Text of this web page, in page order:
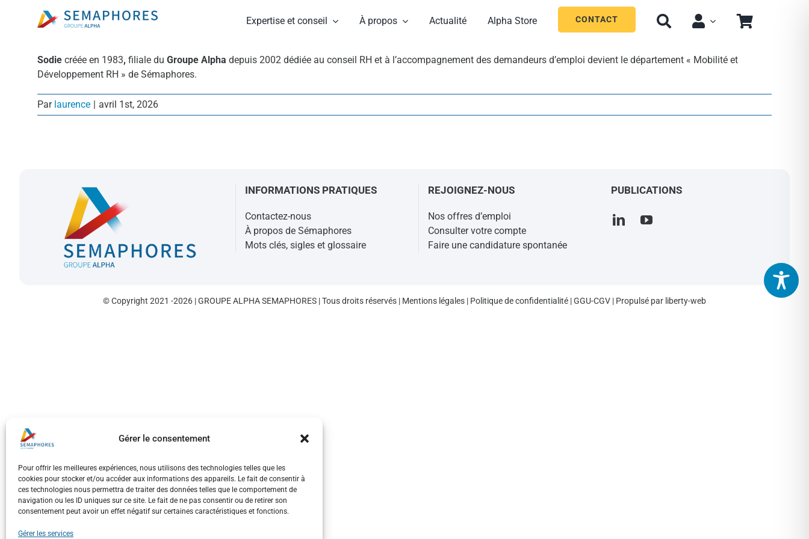
Gérer le consentement
Pour offrir les meilleures expériences, nous utilisons des technologies telles que les
cookies pour stocker et/ou accéder aux informations des appareils. Le fait de consentir à
ces technologies nous permettra de traiter des données telles que le comportement de
navigation ou les ID uniques sur ce site. Le fait de ne pas consentir ou de retirer son
consentement peut avoir un effet négatif sur certaines caractéristiques et fonctions.
Gérer les services
Expertise et conseil À propos Actualité Alpha Store CONTACT
Sodie créée en 1983, filiale du Groupe Alpha depuis 2002 dédiée au conseil RH et à l’accompagnement des demandeurs d’emploi devient le département « Mobilité et
Développement RH » de Sémaphores.
Par laurence | avril 1st, 2026
INFORMATIONS PRATIQUES
Contactez-nous
À propos de Sémaphores
Mots clés, sigles et glossaire
REJOIGNEZ-NOUS
Nos offres d’emploi
Consulter votre compte
Faire une candidature spontanée
PUBLICATIONS
© Copyright 2021 -2026 | GROUPE ALPHASEMAPHORES| Tous droits réservés | Mentions légales| Politique de confidentialité|GGU-CGV| Propulsé par liberty-web